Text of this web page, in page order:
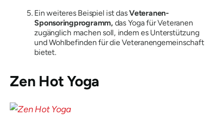
Ein weiteres Beispiel ist dasVeteranen-
Sponsoringprogramm,das Yoga für Veteranen
zugänglich machen soll, indem es Unterstützung
und Wohlbefinden für die Veteranengemeinschaft
bietet.
Zen Hot Yoga